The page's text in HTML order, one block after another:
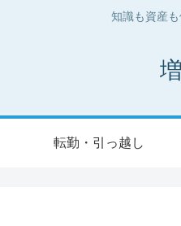
知識も資産
転勤・引っ越し